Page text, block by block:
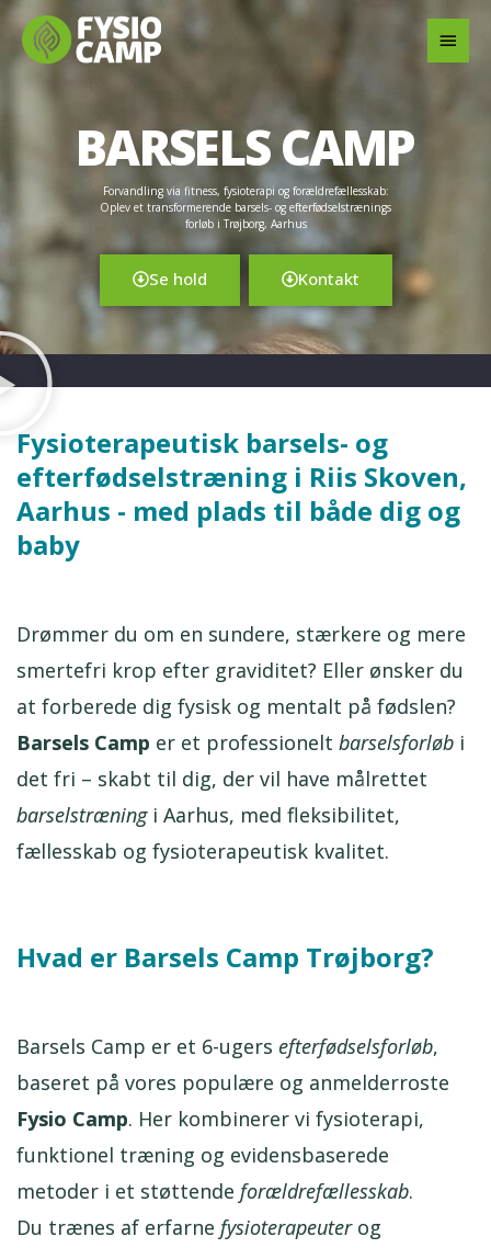
Gå
indholdet
BARSELS CAMP
Forvandling via fitness, fysioterapi og forældrefællesskab:
Oplev et transformerende barsels- og efterfødselstrænings
forløb i Trøjborg, Aarhus
Se hold Kontakt
Fysioterapeutisk barsels- og
efterfødselstræning i Riis Skoven,
Aarhus - med plads til både dig og
baby
Drømmer du om en sundere, stærkere og mere
smertefri krop efter graviditet? Eller ønsker du
at forberede dig fysisk og mentalt på fødslen?
Barsels Camp er et professionelt barselsforløb i
det fri – skabt til dig, der vil have målrettet
barselstræningi Aarhus, med fleksibilitet,
fællesskab og fysioterapeutisk kvalitet.
Hvad er Barsels Camp Trøjborg?
Barsels Camp er et 6-ugers efterfødselsforløb,
baseret på vores populære og anmelderroste
Fysio Camp. Her kombinerer vi fysioterapi,
funktionel træning og evidensbaserede
metoder i et støttende forældrefællesskab.
Du trænes af erfarne fysioterapeuterog